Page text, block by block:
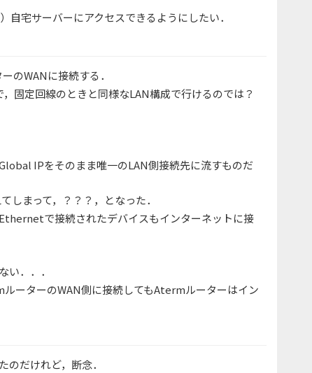
宅サーバーにアクセスできるようにしたい．
のWANに接続する．
固定回線のときと同様なLAN構成で行けるのでは？
IPをそのまま唯一のLAN側接続先に流すものだ
まって，？？？，となった．
で接続されたデバイスもインターネットに接
．．．
ーターのWAN側に接続してもAtermルーターはイン
だけれど，断念．